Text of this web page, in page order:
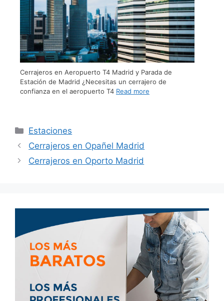
Cerrajeros en Aeropuerto T4 Madrid y Parada de
Estación de Madrid ¿Necesitas un cerrajero de
confianza en el aeropuerto T4 Read more
Estaciones
Cerrajeros en Opañel Madrid
Cerrajeros en Oporto Madrid